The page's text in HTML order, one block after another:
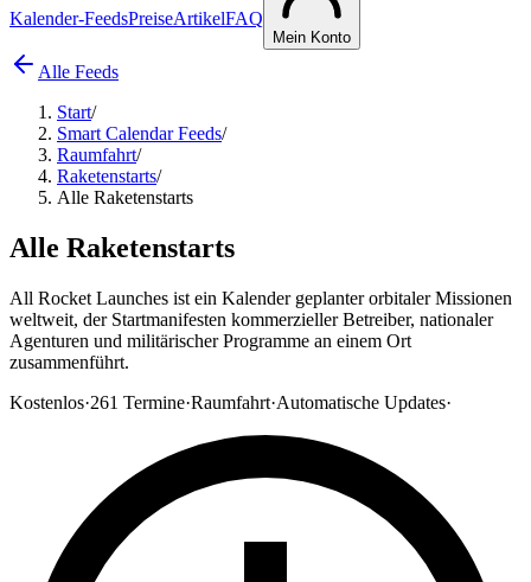
Kalender-FeedsPreiseArtikelFAQ
Mein Konto
Alle Feeds
Start/
Smart Calendar Feeds/
Raumfahrt/
Raketenstarts/
Alle Raketenstarts
Alle Raketenstarts
All Rocket Launches ist ein Kalender geplanter orbitaler Missionen
weltweit, der Startmanifesten kommerzieller Betreiber, nationaler
Agenturen und militärischer Programme an einem Ort
zusammenführt.
Kostenlos·261 Termine·Raumfahrt·Automatische Updates·